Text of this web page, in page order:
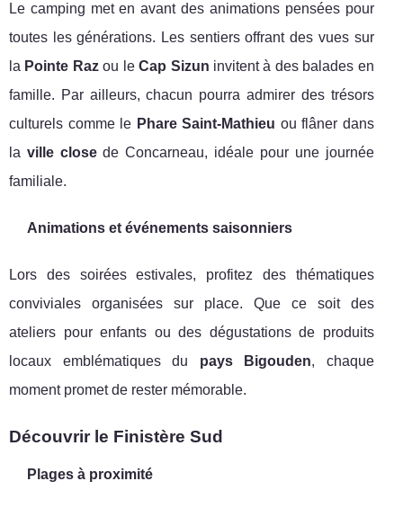
Le camping met en avant des animations pensées pour
toutes les générations. Les sentiers offrant des vues sur
la Pointe Razou leCap Sizun invitent à des balades en
famille. Par ailleurs, chacun pourra admirer des trésors
culturels comme le Phare Saint-Mathieu ou flâner dans
la ville closede Concarneau, idéale pour une journée
familiale.
Animations et événements saisonniers
Lors des soirées estivales, profitez des thématiques
conviviales organisées sur place. Que ce soit des
ateliers pour enfants ou des dégustations de produits
locaux emblématiques du pays Bigouden, chaque
moment promet de rester mémorable.
Découvrir le Finistère Sud
Plages à proximité